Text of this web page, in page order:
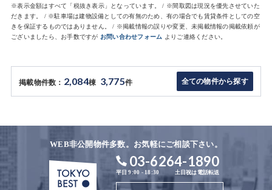
※表示金額はすべて「税抜き表示」となっています。 / ※間取図は現況を優先させていた
だきます。 / ※駐車場は建物設備としての有無のため、有の場合でも賃貸条件としての空
きを保証するものではありません。 / ※掲載情報の誤りや変更、未掲載情報の掲載依頼が
ございましたら、お手数ですが お問い合わせフォーム よりご連絡ください。
掲載物件数： 2,084棟 3,775件 全ての物件から探す
WEB非公開物件多数。お気軽にご相談下さい。
03-6264-1890
平日 9:00 - 18:30 土日祝は電話転送